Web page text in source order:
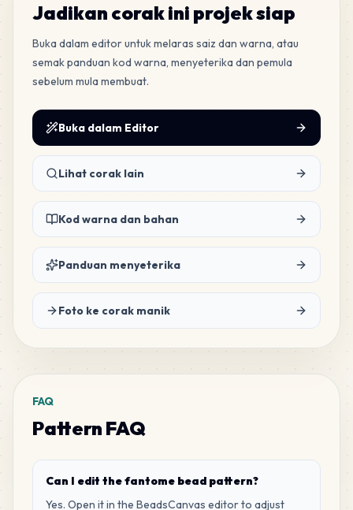
Jadikan corak ini projek siap
Buka dalam editor untuk melaras saiz dan warna, atau
semak panduan kod warna, menyeterika dan pemula
sebelum mula membuat.
Buka dalam Editor
Lihat corak lain
Kod warna dan bahan
Panduan menyeterika
Foto ke corak manik
FAQ
Pattern FAQ
Can I edit the fantome bead pattern?
Yes. Open it in the BeadsCanvas editor to adjust